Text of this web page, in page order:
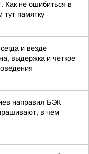
Как не ошибиться в
тут памятку
и везде
выдержка и четкое
направил БЭК
в чем